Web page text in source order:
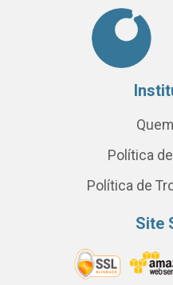
Política
Política de
Site